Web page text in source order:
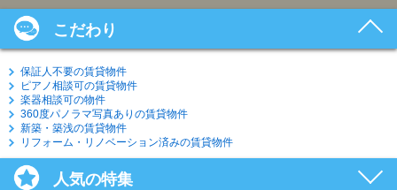
こだわり
保証人不要の賃貸物件
ピアノ相談可の賃貸物件
楽器相談可の物件
360度パノラマ写真ありの賃貸物件
新築・築浅の賃貸物件
リフォーム・リノベーション済みの賃貸物件
人気の特集